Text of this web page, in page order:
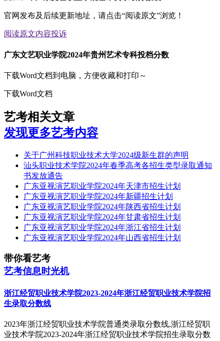
官网发布及后续更新地址，请点击“阅读原文”浏览！
阅读原文内容投诉
广东文艺职业学院2024年贵州艺术专科投档分数
下载Word文档到电脑，方便收藏和打印～
下载Word文档
艺考相关文章
发现更多艺考内容
关于广州科技职业技术大学2024级新生群的声明
汕头职业技术学院2024年春季高考各招生类型录取通知
书发放通告
广东亚视演艺职业学院2024年天津市招生计划
广东亚视演艺职业学院2024年新疆招生计划
广东亚视演艺职业学院2024年陕西省招生计划
广东亚视演艺职业学院2024年甘肃省招生计划
广东亚视演艺职业学院2024年浙江省招生计划
广东亚视演艺职业学院2024年山西省招生计划
带你看艺考
艺考信息时光机
浙江经贸职业技术学院2023-2024年浙江经贸职业技术学院招
生录取分数线
2023年浙江经贸职业技术学院普通类录取分数线,浙江经贸职
业技术学院2023-2024年浙江经贸职业技术学院招生录取分数